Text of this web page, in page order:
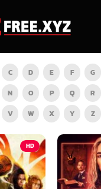
C D E F G
N O P Q R
V
W X Y Z
HD